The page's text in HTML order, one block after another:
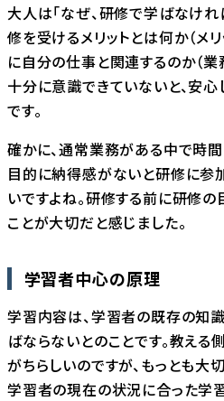
大人は「なぜ、研修で学ばなけれ
修を受けるメリットとは何か（メリ
に自分の仕事と関連するのか（業
十分に意識できていないと、安
です。
確かに、通常業務がある中で時
目的に納得感がないと研修に参
いですよね。研修する前に研修
ことが大切だと感じました。
学習者中心の原理
学習内容は、学習者の既存の知
ばならないとのことです。教える
がちらしいのですが、もっとも大
学習者の現在の状況に合った学